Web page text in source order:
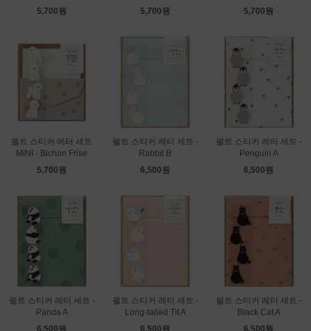
5,700원
5,700원
5,700원
펠트 스티커 레터 세트
MINI - Bichon Frise
5,700원
펠트 스티커 레터 세트 -
Rabbit B
6,500원
펠트 스티커 레터 세트 -
Penguin A
6,500원
펠트 스티커 레터 세트 -
Panda A
6,500원
펠트 스티커 레터 세트 -
Long-tailed Tit A
6,500원
펠트 스티커 레터 세트 -
Black Cat A
6,500원